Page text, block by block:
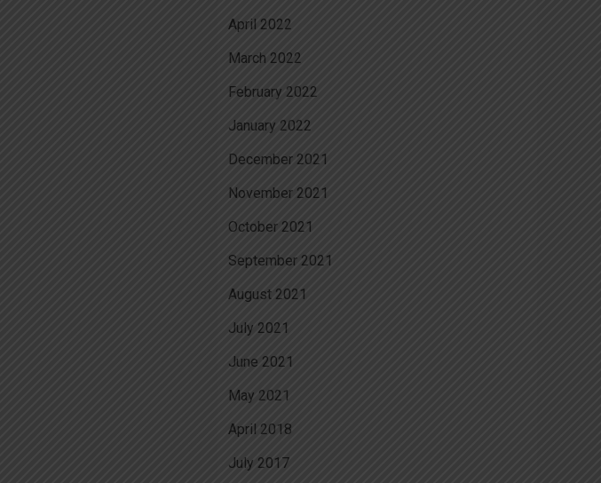
April 2022
March 2022
February 2022
January 2022
December 2021
November 2021
October 2021
September 2021
August 2021
July 2021
June 2021
May 2021
April 2018
July 2017